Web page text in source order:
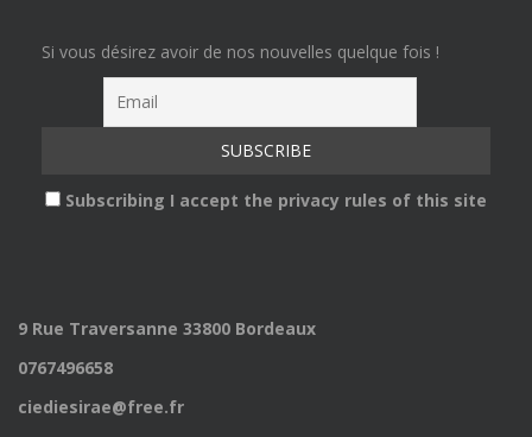
Si vous désirez avoir de nos nouvelles quelque fois !
Subscribing I accept the privacy rules of this site
9 Rue Traversanne 33800 Bordeaux
0767496658
ciediesirae@free.fr